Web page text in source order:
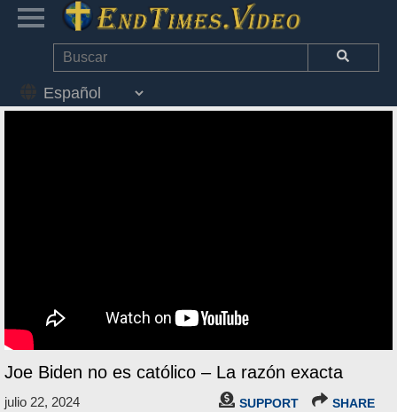
Joe Biden no es católico – La razón exacta
julio 22, 2024 SUPPORT SHARE